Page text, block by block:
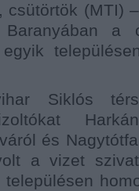
csütörtök (MTI)
a
Siklós
és
a vizet